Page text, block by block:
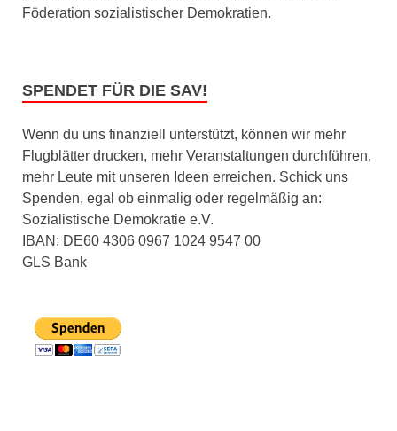
Föderation sozialistischer Demokratien.
SPENDET FÜR DIE SAV!
Wenn du uns finanziell unterstützt, können wir mehr
Flugblätter drucken, mehr Veranstaltungen durchführen,
mehr Leute mit unseren Ideen erreichen. Schick uns
Spenden, egal ob einmalig oder regelmäßig an:
Sozialistische Demokratie e.V.
IBAN: DE60 4306 0967 1024 9547 00
GLS Bank